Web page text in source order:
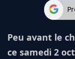
Peu avant le
ce samedi 2